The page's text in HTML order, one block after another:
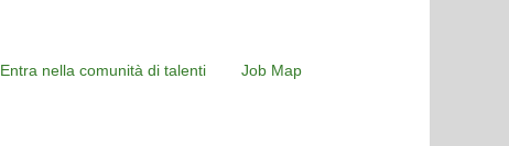
Entra nella comunità di talenti Job Map